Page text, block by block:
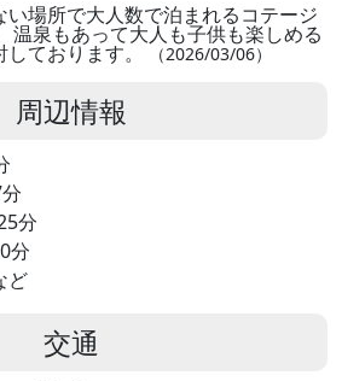
い場所で大人数で泊まれるコテージ
温泉もあって大人も子供も楽しめる
ております。 （2026/03/06）
周辺情報
分
分
ど
交通